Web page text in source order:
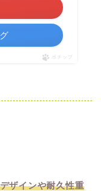
ポチップ
ザインや耐久性重